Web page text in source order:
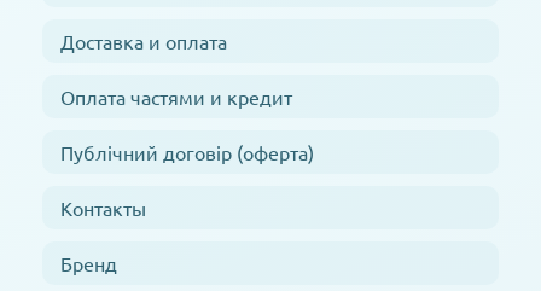
Доставка и оплата
Оплата частями и кредит
Публічний договір (оферта)
Контакты
Бренд